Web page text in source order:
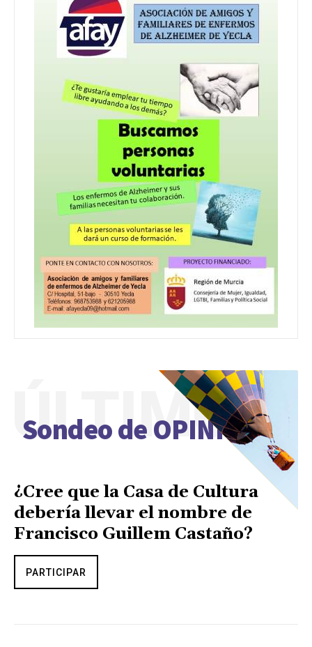
Sondeo de OPINIÓN
ÚLTIMO
¿Cree que la Casa de Cultura
debería llevar el nombre de
Francisco Guillem Castaño?
PARTICIPAR